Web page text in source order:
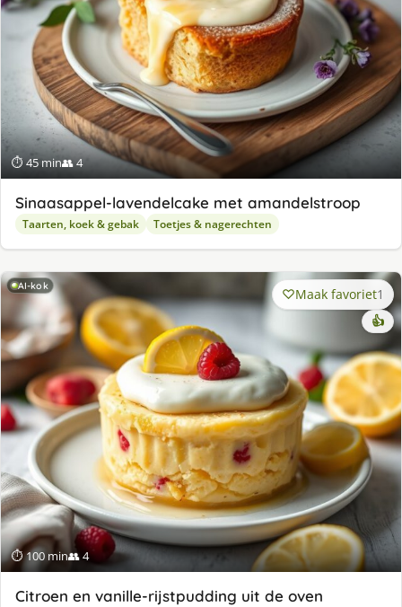
⏱ 45 min👥 4
Sinaasappel-lavendelcake met amandelstroop
Taarten, koek & gebak Toetjes & nagerechten
AI-kok
⏱ 100 min👥 4
Maak favoriet1
👍
Citroen en vanille-rijstpudding uit de oven